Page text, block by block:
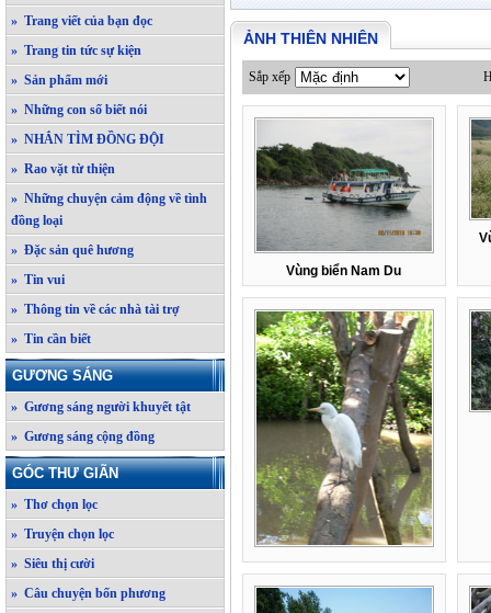
» Trang viết của bạn đọc
» Trang tin tức sự kiện
» Sản phẩm mới
» Những con số biết nói
» NHẮN TÌM ĐỒNG ĐỘI
» Rao vặt từ thiện
» Những chuyện cảm động về tình
đồng loại
» Đặc sản quê hương
» Tin vui
» Thông tin về các nhà tài trợ
» Tin cần biết
GƯƠNG SÁNG
» Gương sáng người khuyết tật
» Gương sáng cộng đồng
GÓC THƯ GIÃN
» Thơ chọn lọc
» Truyện chọn lọc
» Siêu thị cười
» Câu chuyện bốn phương
ẢNH THIÊN NHIÊN
Sắp xếp
Vùng biển Nam Du